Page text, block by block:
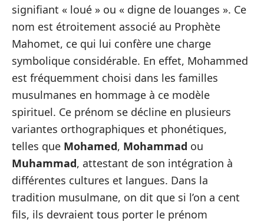
signifiant « loué » ou « digne de louanges ». Ce
nom est étroitement associé au Prophète
Mahomet, ce qui lui confère une charge
symbolique considérable. En effet, Mohammed
est fréquemment choisi dans les familles
musulmanes en hommage à ce modèle
spirituel. Ce prénom se décline en plusieurs
variantes orthographiques et phonétiques,
telles que Mohamed, Mohammad ou
Muhammad, attestant de son intégration à
différentes cultures et langues. Dans la
tradition musulmane, on dit que si l’on a cent
fils, ils devraient tous porter le prénom